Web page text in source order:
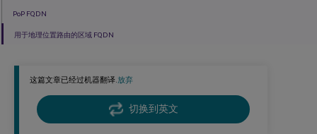
这篇文章已经过机器翻译.放弃
切换到英文
PoP FQDN
用于地理位置路由的区域 FQDN